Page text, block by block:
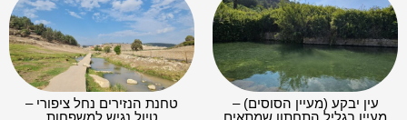
עין יבקע (מעיין הסוסים) –
מעיין בגליל התחתון שמתאים
טחנת הנזירים נחל ציפורי –
טיול נגיש למשפחות